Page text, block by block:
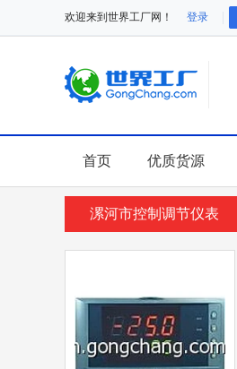
欢迎来到世界工厂网！ 登录
首页 优质货源
漯河市控制调节仪表